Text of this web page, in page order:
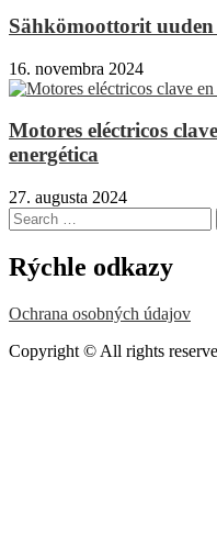
Sähkömoottorit
16. novembra 2024
Motores eléctricos
energética
27. augusta 2024
Search
for:
Rýchle odkazy
Ochrana osobných údajov
Copyright © All rights